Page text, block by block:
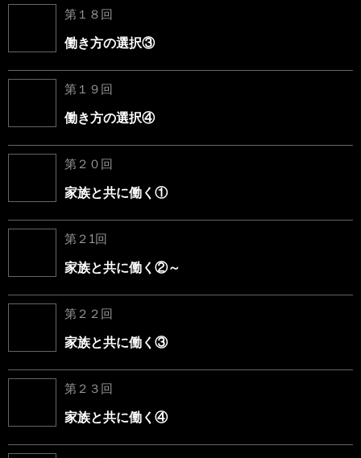
第１８回
働き方の選択③
第１９回
働き方の選択④
第２０回
家族と共に働く①
第２1回
家族と共に働く②～
第２２回
家族と共に働く③
第２３回
家族と共に働く④